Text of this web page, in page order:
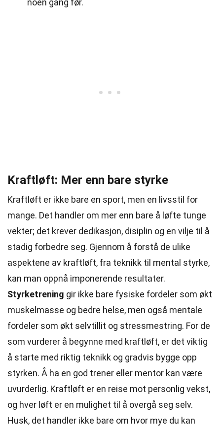
noen gang før.
Kraftløft: Mer enn bare styrke
Kraftløft er ikke bare en sport, men en livsstil for
mange. Det handler om mer enn bare å løfte tunge
vekter; det krever dedikasjon, disiplin og en vilje til å
stadig forbedre seg. Gjennom å forstå de ulike
aspektene av kraftløft, fra teknikk til mental styrke,
kan man oppnå imponerende resultater.
Styrketrening gir ikke bare fysiske fordeler som økt
muskelmasse og bedre helse, men også mentale
fordeler som økt selvtillit og stressmestring. For de
som vurderer å begynne med kraftløft, er det viktig
å starte med riktig teknikk og gradvis bygge opp
styrken. Å ha en god trener eller mentor kan være
uvurderlig. Kraftløft er en reise mot personlig vekst,
og hver løft er en mulighet til å overgå seg selv.
Husk, det handler ikke bare om hvor mye du kan